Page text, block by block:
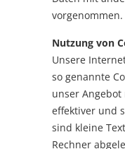
vorgenommen.
Nutzung von
Unsere
so genannte
unser
effektiver und
sind kleine
Rechner